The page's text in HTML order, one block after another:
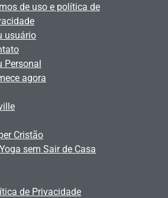
de uso e política de
usuário
Personal
agora
Cristão
sem Sair de Casa
de Privacidade